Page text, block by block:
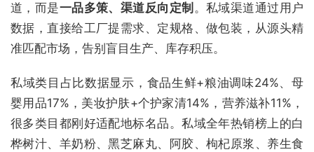
道，而是一品多策、渠道反向定制 。私域渠道通过用户
数据，直接给工厂提需求、定规格、做包装，从源头精
准匹配市场，告别盲目生产、库存积压。
私域类目占比数据显示，食品生鲜+粮油调味24%、母
婴用品17%，美妆护肤+个护家清14%，营养滋补11%，
很多类目都刚好适配地标名品。私域全年热销榜上的白
桦树汁、羊奶粉、黑芝麻丸、阿胶、枸杞原浆、养生食